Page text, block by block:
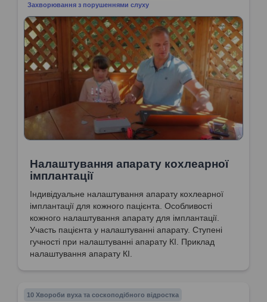
Захворювання з порушеннями слуху
Налаштування апарату кохлеарної
імплантації
Індивідуальне налаштування апарату кохлеарної
імплантації для кожного пацієнта. Особливості
кожного налаштування апарату для імплантації.
Участь пацієнта у налаштуванні апарату. Ступені
гучності при налаштуванні апарату КІ. Приклад
налаштування апарату КІ.
10 Хвороби вуха та соскоподібного відростка